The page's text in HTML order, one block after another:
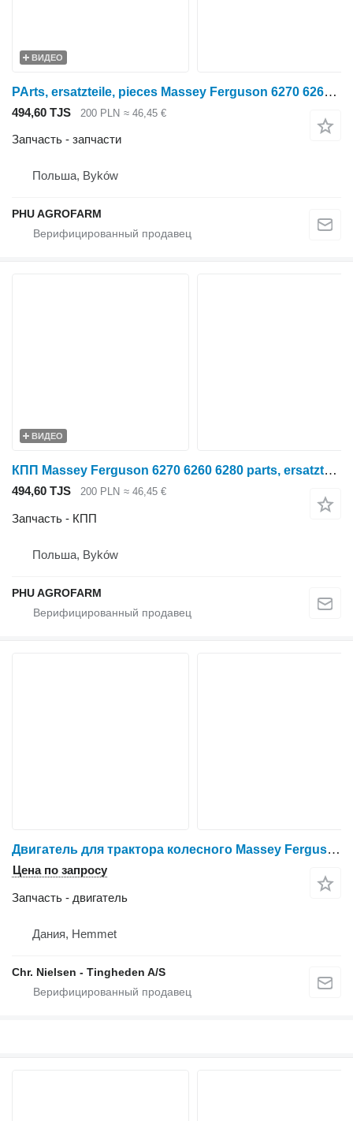
ВИДЕО
PArts, ersatzteile, pieces Massey Ferguson 6270 6260 6280 parts, ersatzteile, pieces для трактора колесного Massey Ferguson 6270 6260 6280
494,60 TJS 200 PLN ≈ 46,45 €
Запчасть - запчасти
Польша, Byków
PHU AGROFARM
ВИДЕО
КПП Massey Ferguson 6270 6260 6280 parts, ersatzteile, pieces для трактора колесного Massey Ferguson 6270 6260 6280
494,60 TJS 200 PLN ≈ 46,45 €
Запчасть - КПП
Польша, Byków
PHU AGROFARM
Двигатель для трактора колесного Massey Ferguson 6260
Цена по запросу
Запчасть - двигатель
Дания, Hemmet
Chr. Nielsen - Tingheden A/S